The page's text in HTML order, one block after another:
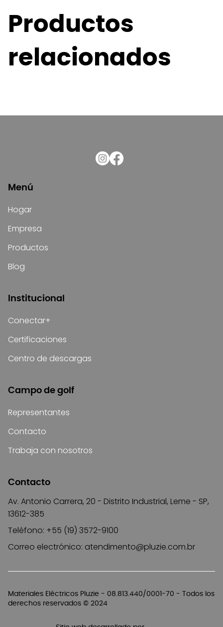
Productos
relacionados
Materiales Eléctricos Pluzie - 08.813.440/0001-70 - Todos los
derechos reservados © 2024
Menú
Hogar
Empresa
Productos
Blog
Institucional
Conectar+
Certificaciones
Centro de descargas
Campo de golf
Representantes
Contacto
Trabaja con nosotros
Contacto
Av. Antonio Carrera, 20 - Distrito Industrial, Leme - SP,
13612-385
Teléfono: +55 (19) 3572-9100
Correo electrónico: atendimento@pluzie.com.br